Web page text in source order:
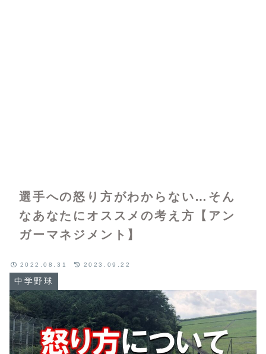
選手への怒り方がわからない…そん
なあなたにオススメの考え方【アン
ガーマネジメント】
中学野球
2022.08.31 2023.09.22